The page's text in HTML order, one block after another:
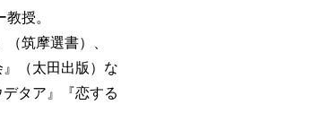
授。
筑摩選書）、
（太田出版）な
タア』『恋する